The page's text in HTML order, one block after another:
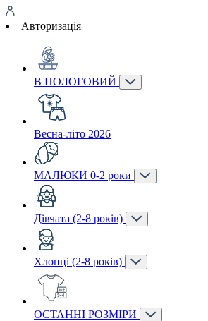
Авторизація
В ПОЛОГОВИЙ
Весна-літо 2026
МАЛЮКИ 0-2 роки
Дівчата (2-8 років)
Хлопці (2-8 років)
ОСТАННІ РОЗМІРИ